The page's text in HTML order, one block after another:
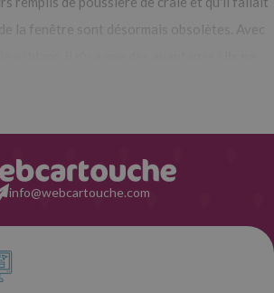
la fenêtre sont désormais obsolètes. Avec
n'embrouillent pas et nettoient
la surface.
résistants et très durables.
tableau blanc que vous trouverez sur
Webcartouche
trouverez toutes sortes d'effaceurs
: avec poignée ergonomique de différentes
info@webcartouche.com